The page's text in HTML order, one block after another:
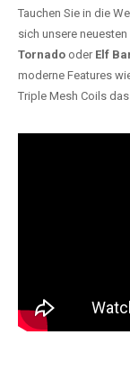
Tauchen Sie in die
sich unsere
Tornado oder Elf
moderne Features
Triple Mesh Coils